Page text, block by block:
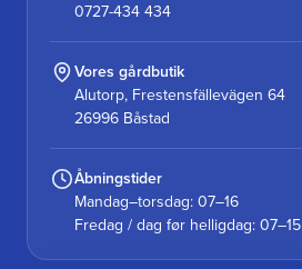
0727-434 434
Vores gårdbutik
Alutorp, Frestensfällevägen 64
26996 Båstad
Åbningstider
Mandag–torsdag: 07–16
Fredag / dag før helligdag: 07–15